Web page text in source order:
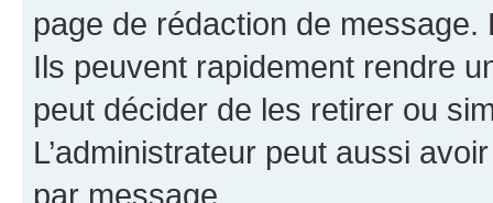
page de rédaction de
Ils peuvent rapidement rendre
peut décider de les retirer ou
L’administrateur peut aussi
par message.